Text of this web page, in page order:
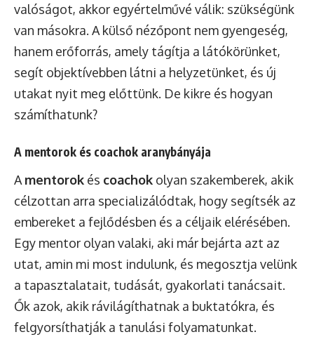
valóságot, akkor egyértelművé válik: szükségünk
van másokra. A külső nézőpont nem gyengeség,
hanem erőforrás, amely tágítja a látókörünket,
segít objektívebben látni a helyzetünket, és új
utakat nyit meg előttünk. De kikre és hogyan
számíthatunk?
A mentorok és coachok aranybányája
A mentorok és coachok olyan szakemberek, akik
célzottan arra specializálódtak, hogy segítsék az
embereket a fejlődésben és a céljaik elérésében.
Egy mentor olyan valaki, aki már bejárta azt az
utat, amin mi most indulunk, és megosztja velünk
a tapasztalatait, tudását, gyakorlati tanácsait.
Ők azok, akik rávilágíthatnak a buktatókra, és
felgyorsíthatják a tanulási folyamatunkat.